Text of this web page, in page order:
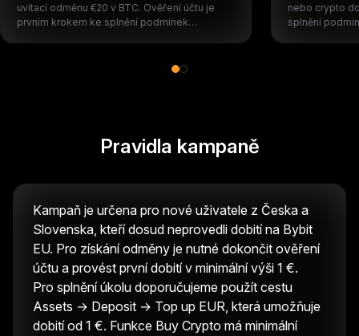
uvítací odměnu €20 v BTC. Ověření účtu je
prvním krokem ke splnění podmínek
nebo crypto
splnění
Pravidla kampaně
Kampaň je určena pro nové uživatele z Česka a
Slovenska, kteří dosud neprovedli dobití na Bybit
EU. Pro získání odměny je nutné dokončit ověření
účtu a provést první dobití v minimální výši 1 €.
Pro splnění úkolu doporučujeme použít cestu
Assets → Deposit → Top up EUR, která umožňuje
dobití od 1 €. Funkce Buy Crypto má minimální